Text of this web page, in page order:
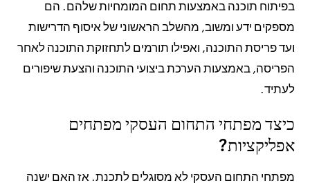
בפיתוח תוכנה באמצעות תחום המומחיות שלהם. הם
מספקים ידע ומשוב, מהשלב הראשוני של איסוף הדרישות
ועד פריסת התוכנה, ואפילו תורמים לתחזוקת התוכנה לאחר
הפריסה, באמצעות הערכת ביצועי התוכנה והצעת שיפורים
לעתיד.
כיצד מפתחי התחום העסקי מפתחים
אפליקציות?
מפתחי התחום העסקי לא מסוגלים לתכנת. אז האם ישנה